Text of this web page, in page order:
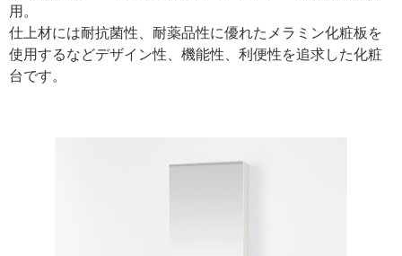
用。
仕上材には耐抗菌性、耐薬品性に優れたメラミン化粧板を
使用するなどデザイン性、機能性、利便性を追求した化粧
台です。